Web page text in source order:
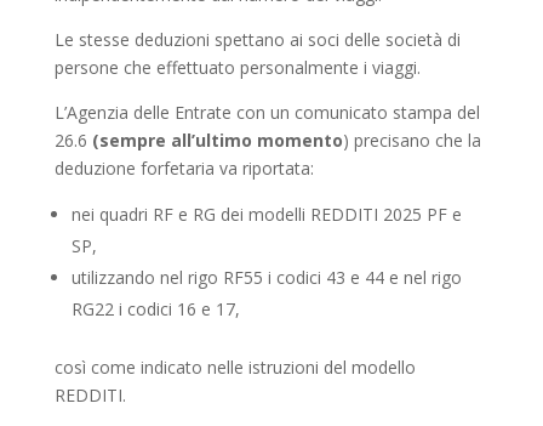
Le stesse deduzioni spettano ai soci delle società di
persone che effettuato personalmente i viaggi.
L’Agenzia delle Entrate con un comunicato stampa del
26.6 (sempre all’ultimo momento) precisano che la
deduzione forfetaria va riportata:
nei quadri RF e RG dei modelli REDDITI 2025 PF e
SP,
utilizzando nel rigo RF55 i codici 43 e 44 e nel rigo
RG22 i codici 16 e 17,
così come indicato nelle istruzioni del modello
REDDITI.